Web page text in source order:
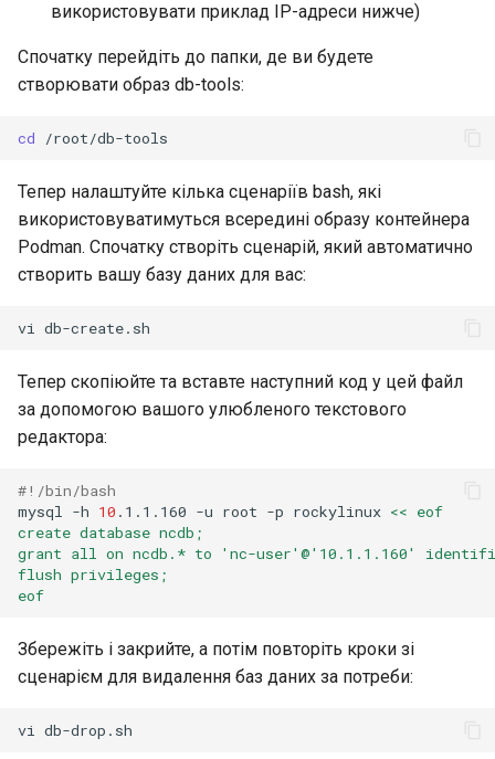
використовувати приклад IP-адреси нижче)
Спочатку перейдіть до папки, де ви будете
створювати образ db-tools:
cd
Тепер налаштуйте кілька сценаріїв bash, які
використовуватимуться всередині образу контейнера
Podman. Спочатку створіть сценарій, який автоматично
створить вашу базу даних для вас:
vi
Тепер скопіюйте та вставте наступний код у цей файл
за допомогою вашого улюбленого текстового
редактора:
#!/bin/bash
mysql
-h 10 .1.1.160 -u root -p rockylinux << eof
create database ncdb;
grant all on ncdb.* to 'nc-user'@'10.1.1.160'
flush privileges;
eof
Збережіть і закрийте, а потім повторіть кроки зі
сценарієм для видалення баз даних за потреби:
vi